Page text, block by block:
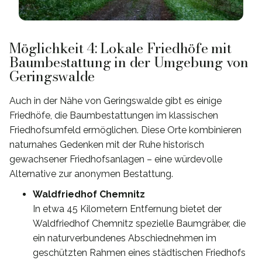
Möglichkeit 4: Lokale Friedhöfe mit
Baumbestattung in der Umgebung von
Geringswalde
Auch in der Nähe von Geringswalde gibt es einige
Friedhöfe, die Baumbestattungen im klassischen
Friedhofsumfeld ermöglichen. Diese Orte kombinieren
naturnahes Gedenken mit der Ruhe historisch
gewachsener Friedhofsanlagen – eine würdevolle
Alternative zur anonymen Bestattung.
Waldfriedhof Chemnitz
In etwa 45 Kilometern Entfernung bietet der
Waldfriedhof Chemnitz spezielle Baumgräber, die
ein naturverbundenes Abschiednehmen im
geschützten Rahmen eines städtischen Friedhofs